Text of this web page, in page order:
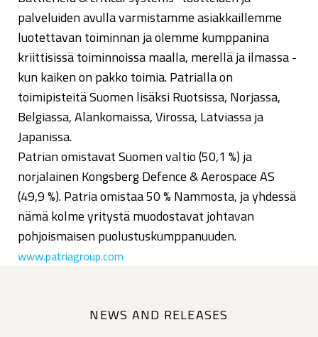
palveluiden avulla varmistamme asiakkaillemme
luotettavan toiminnan ja olemme kumppanina
kriittisissä toiminnoissa maalla, merellä ja ilmassa -
kun kaiken on pakko toimia. Patrialla on
toimipisteitä Suomen lisäksi Ruotsissa, Norjassa,
Belgiassa, Alankomaissa, Virossa, Latviassa ja
Japanissa.
Patrian omistavat Suomen valtio (50,1 %) ja
norjalainen Kongsberg Defence & Aerospace AS
(49,9 %). Patria omistaa 50 % Nammosta, ja yhdessä
nämä kolme yritystä muodostavat johtavan
pohjoismaisen puolustuskumppanuuden.
www.patriagroup.com
NEWS AND RELEASES